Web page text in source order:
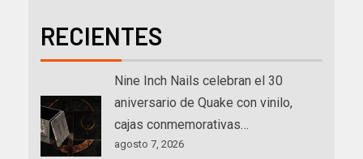
RECIENTES
Nine Inch Nails celebran el 30
aniversario de Quake con vinilo,
cajas conmemorativas…
agosto 7, 2026